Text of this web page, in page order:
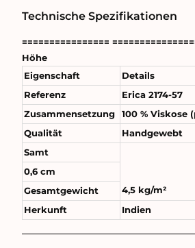
Technische Spezifikationen
================
Höhe
Eigenschaft
Details
Referenz
Erica 2174-57
Zusammensetzung
100 % Viskose
Qualität
Handgewebt
Samt
0,6 cm
Gesamtgewicht
4,5 kg/m²
Herkunft
Indien